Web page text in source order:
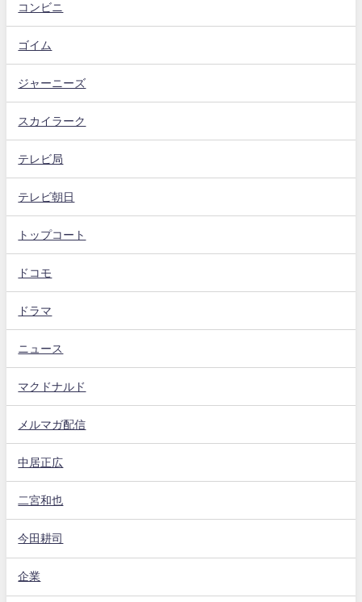
コンビニ
ゴイム
ジャーニーズ
スカイラーク
テレビ局
テレビ朝日
トップコート
ドコモ
ドラマ
ニュース
マクドナルド
メルマガ配信
中居正広
二宮和也
今田耕司
企業